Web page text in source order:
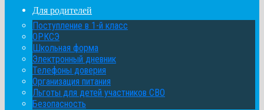
Для родителей
Поступление в 1-й класс
ОРКСЭ
Школьная форма
Электронный дневник
Телефоны доверия
Организация питания
Льготы для детей участников СВО
Безопасность